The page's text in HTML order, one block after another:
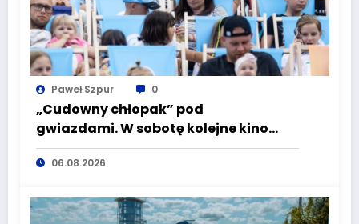
Paweł Szpur 0
„Cudowny chłopak” pod
gwiazdami. W sobotę kolejne kino
plenerowe w Aqua Zdroju
06.08.2026